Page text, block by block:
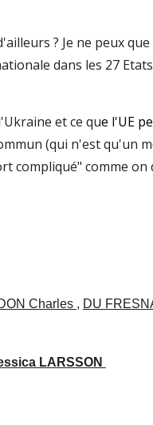
? Je ne peux
dans les 27
et ce que l'UE
(qui n'est qu'un
compliqué" comme on
Charles , DU
LARSSON